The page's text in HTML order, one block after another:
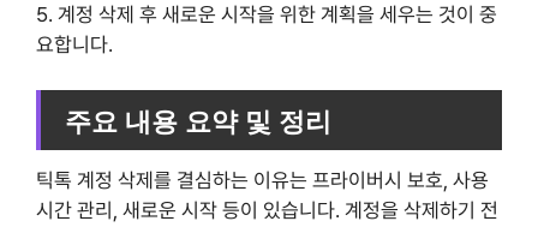
5. 계정 삭제 후 새로운 시작을 위한 계획을 세우는 것이 중
요합니다.
주요 내용 요약 및 정리
틱톡 계정 삭제를 결심하는 이유는 프라이버시 보호, 사용
시간 관리, 새로운 시작 등이 있습니다. 계정을 삭제하기 전